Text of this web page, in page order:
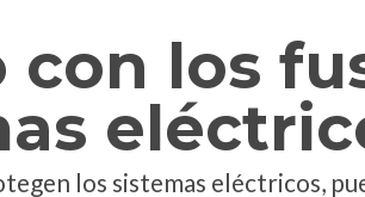
con los
los sistemas eléctricos,